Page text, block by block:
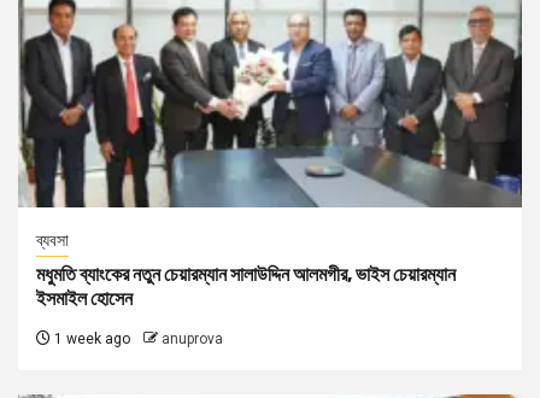
ব্যবসা
মধুমতি ব্যাংকের নতুন চেয়ারম্যান সালাউদ্দিন আলমগীর, ভাইস চেয়ারম্যান
ইসমাইল হোসেন
1 week ago anuprova